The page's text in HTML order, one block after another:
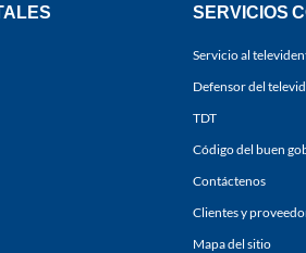
SERVICIOS
Servicio al
Defensor del
TDT
Código del buen
Contáctenos
Clientes y
Mapa del sitio